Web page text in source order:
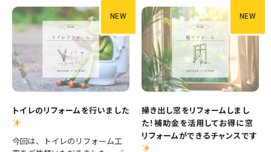
NEW
トイレのリフォームを行いました
今回は、トイレのリフォーム工
NEW
掃き出し窓をリフォームしまし
た！補助金を活用してお得に窓
リフォームができるチャンスです